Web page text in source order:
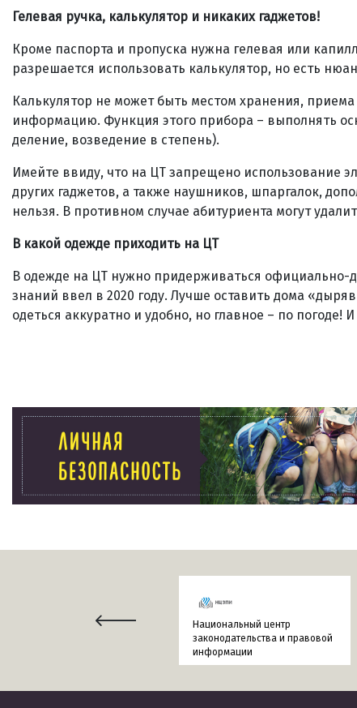
Гелевая ручка, калькулятор и никаких гаджетов!
Кроме паспорта и пропуска нужна гелевая или
разрешается использовать калькулятор, но есть
Калькулятор не может быть местом хранения,
информацию. Функция этого прибора – выполнять
деление, возведение в степень).
Имейте ввиду, что на ЦТ запрещено использование
других гаджетов, а также наушников, шпаргалок,
нельзя. В противном случае абитуриента могут
В какой одежде приходить на ЦТ
В одежде на ЦТ нужно придерживаться официально-
знаний ввел в 2020 году. Лучше оставить дома
одеться аккуратно и удобно, но главное – по
Национальный центр
законодательства и правовой
информации